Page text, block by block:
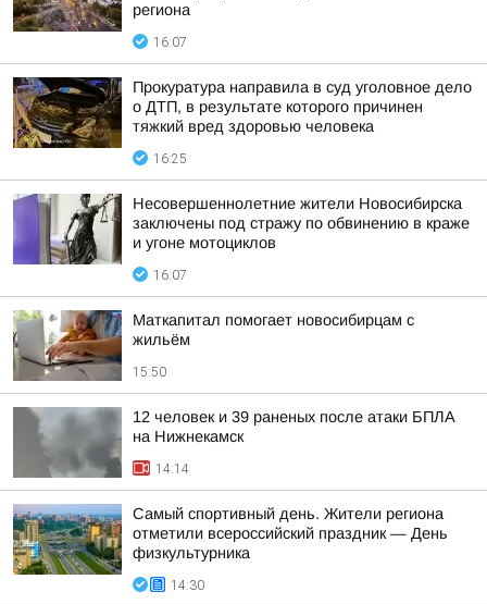
региона
16:07
Прокуратура направила в суд уголовное дело
о ДТП, в результате которого причинен
тяжкий вред здоровью человека
16:25
Несовершеннолетние жители Новосибирска
заключены под стражу по обвинению в краже
и угоне мотоциклов
16:07
Маткапитал помогает новосибирцам с
жильём
15:50
12 человек и 39 раненых после атаки БПЛА
на Нижнекамск
14:14
Самый спортивный день. Жители региона
отметили всероссийский праздник — День
физкультурника
14:30